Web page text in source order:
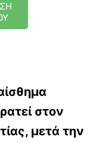
στον
μετά την